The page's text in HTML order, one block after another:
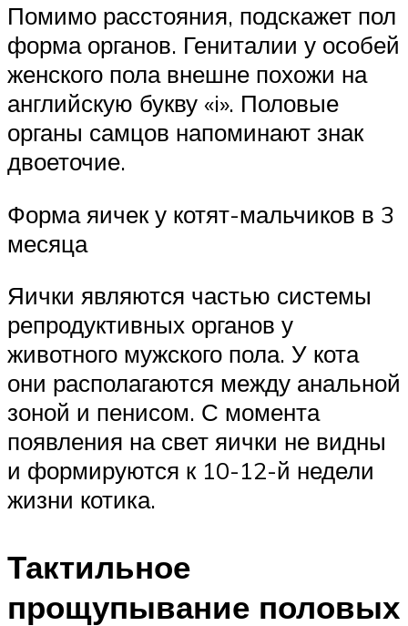
Помимо расстояния, подскажет пол
форма органов. Гениталии у особей
женского пола внешне похожи на
английскую букву «i». Половые
органы самцов напоминают знак
двоеточие.
Форма яичек у котят-мальчиков в 3
месяца
Яички являются частью системы
репродуктивных органов у
животного мужского пола. У кота
они располагаются между анальной
зоной и пенисом. С момента
появления на свет яички не видны
и формируются к 10-12-й недели
жизни котика.
Тактильное
прощупывание половых